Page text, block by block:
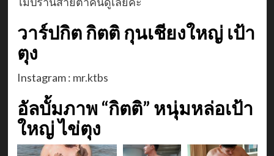
วาร์ปกิต กิตติ กุนเชียงใหญ่ เป้า
ตุง
Instagram : mr.ktbs
อัลบั้มภาพ “กิตติ” หนุ่มหล่อเป้า
ใหญ่ ไข่ตุง